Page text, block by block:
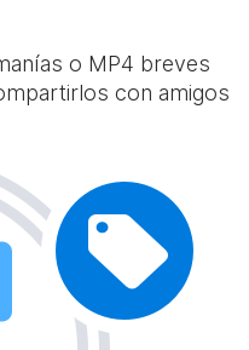
o MP4 breves
con amigos